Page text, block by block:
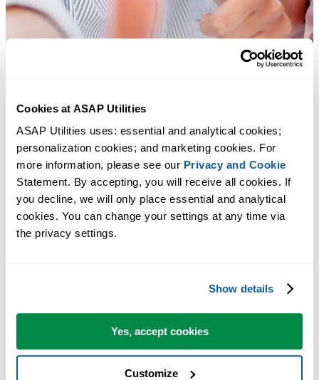
Cookies at ASAP Utilities
ASAP Utilities uses: essential and analytical cookies;
personalization cookies; and marketing cookies. For
more information, please see our Privacy and Cookie
Statement. By accepting, you will receive all cookies. If
you decline, we will only place essential and analytical
cookies. You can change your settings at any time via
the privacy settings.
Show details
Yes, accept cookies
Customize
多くの Excel ユーザーが Excel に標準搭載してほしい実用的な
Excel の作業をもっと速く、もっと簡単
ASAP Utilities は、時間を節約し、Excel だけではできないこ
を可能にします。